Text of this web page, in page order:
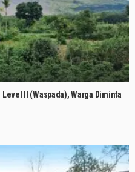
II (Waspada), Warga Diminta